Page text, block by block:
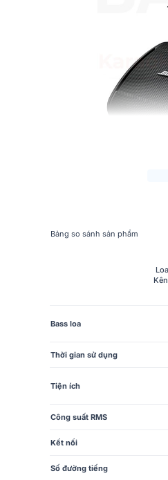
Bảng so sánh sản phẩm
Bass loa
Thời gian sử dụng
Tiện ích
Công suất RMS
Kết nối
Số đường tiếng